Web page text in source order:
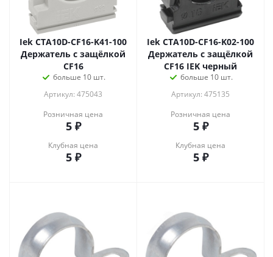
Iek CTA10D-CF16-K41-100
Держатель с защёлкой
CF16
больше 10 шт.
Артикул: 475043
Розничная цена
5₽
Клубная цена
5₽
Iek CTA10D-CF16-K02-100
Держатель с защёлкой
CF16 IEK черный
больше 10 шт.
Артикул: 475135
Розничная цена
5₽
Клубная цена
5₽